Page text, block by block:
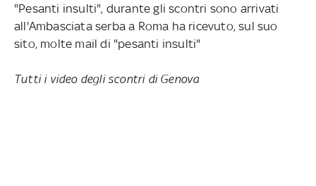
"Pesanti insulti", durante gli scontri sono arrivati
all'Ambasciata serba a Roma ha ricevuto, sul suo
sito, molte mail di "pesanti insulti"
Tutti i video degli scontri di Genova